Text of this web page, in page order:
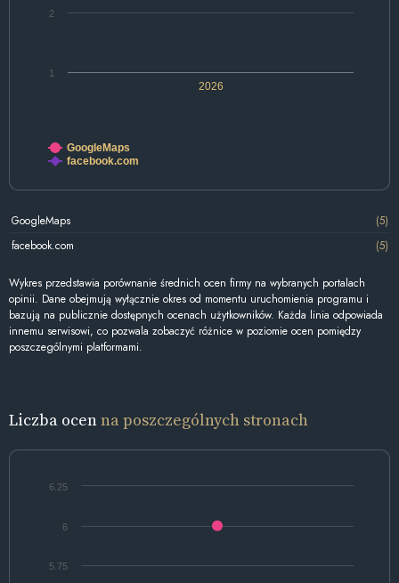
2026
1
2
GoogleMaps
facebook.com
GoogleMaps
(5)
facebook.com
(5)
Wykres przedstawia porównanie średnich ocen firmy na wybranych portalach
opinii. Dane obejmują wyłącznie okres od momentu uruchomienia programu i
bazują na publicznie dostępnych ocenach użytkowników. Każda linia odpowiada
innemu serwisowi, co pozwala zobaczyć różnice w poziomie ocen pomiędzy
poszczególnymi platformami.
Liczba ocenna poszczególnych stronach
5.75
6
6.25